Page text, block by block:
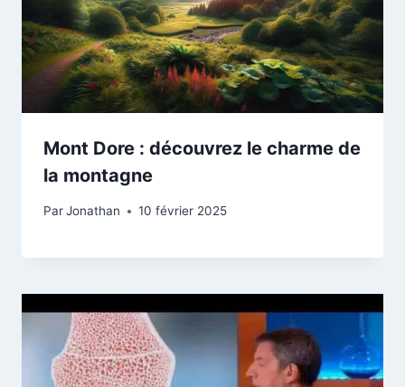
Mont Dore : découvrez le charme de
la montagne
ParJonathan 10 février 2025